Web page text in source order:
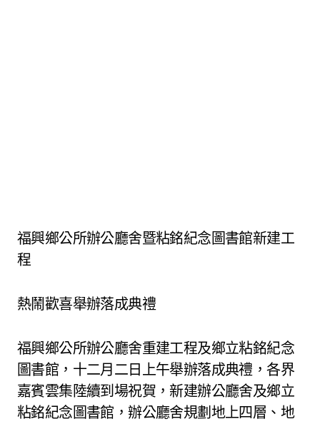
福興鄉公所辦公廳舍暨粘銘紀念圖書館新建工
程
熱鬧歡喜舉辦落成典禮
福興鄉公所辦公廳舍重建工程及鄉立粘銘紀念
圖書館，十二月二日上午舉辦落成典禮，各界
嘉賓雲集陸續到場祝賀，新建辦公廳舍及鄉立
粘銘紀念圖書館，辦公廳舍規劃地上四層、地